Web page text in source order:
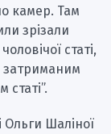
камер. Там
зрізали
статі,
затриманим
Ольги Шаліної